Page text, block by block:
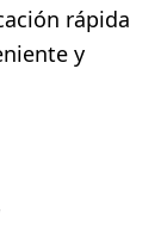
rápida
y